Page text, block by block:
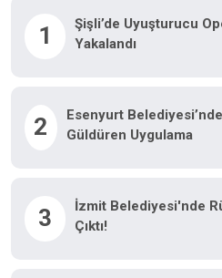
1
Şişli’de Uyuşturucu
Yakalandı
2
Esenyurt
Güldüren Uygulama
3
İzmit Belediyesi'nde
Çıktı!